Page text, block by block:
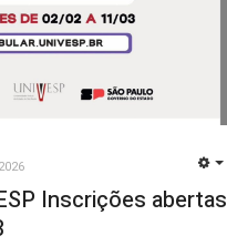
Inscrições abertas